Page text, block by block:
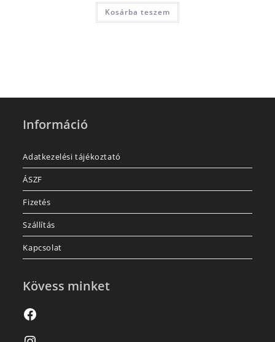
Kosárba teszem
Információ
Adatkezelési tájékoztató
ÁSZF
Fizetés
Szállítás
Kapcsolat
Kövess minket